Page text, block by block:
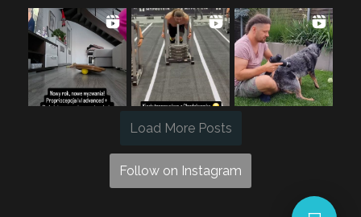
Load More Posts
Follow on Instagram